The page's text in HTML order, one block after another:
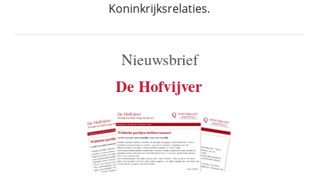
Koninkrijksrelaties.
Nieuwsbrief
De Hofvijver